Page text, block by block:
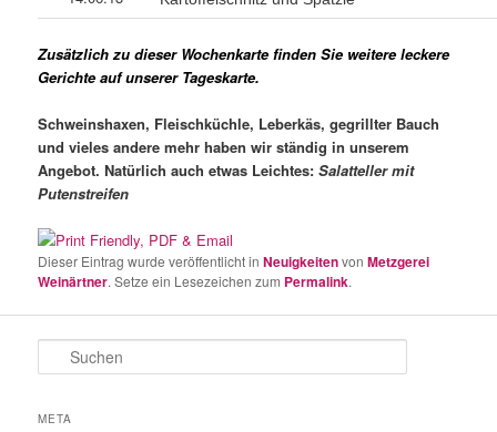
Zusätzlich zu dieser Wochenkarte finden Sie weitere leckere
Gerichte auf unserer Tageskarte.
Schweinshaxen, Fleischküchle, Leberkäs,gegrillter Bauch
und vielesandere mehr haben wir ständig inunserem
Angebot. Natürlich auch etwas Leichtes:Salatteller mit
Putenstreifen
Dieser Eintrag wurde veröffentlicht inNeuigkeitenvonMetzgerei
Weinärtner. Setze ein Lesezeichen zum Permalink.
u
h
META